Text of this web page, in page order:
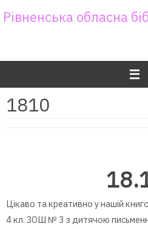
toРівненська обласна
1810
Цікаво та креативно у нашій
4 кл. ЗОШ № 3 з дитячою